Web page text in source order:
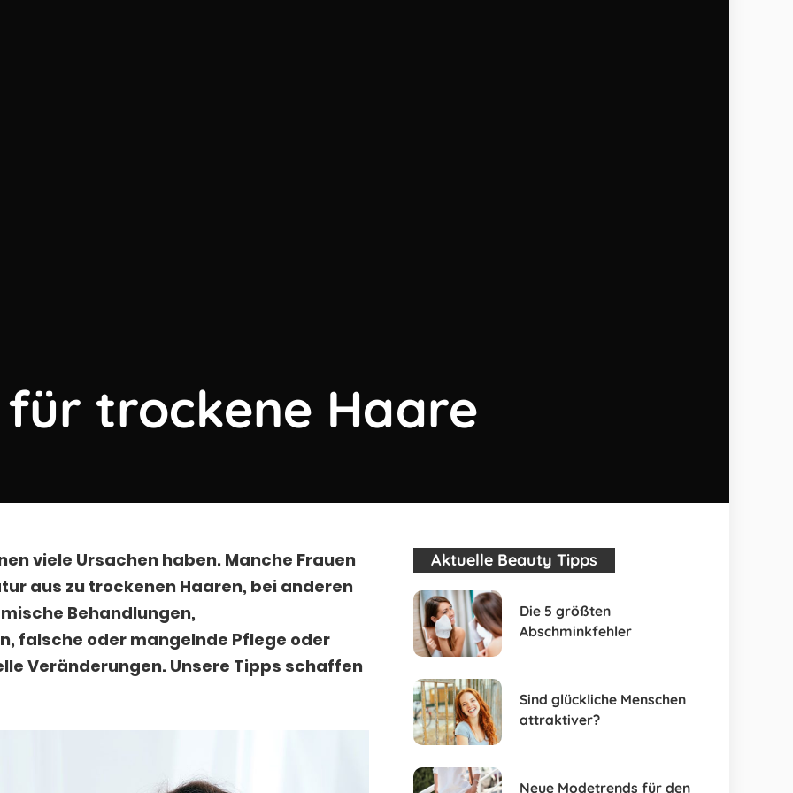
trockene Haare
viele Ursachen haben. Manche Frauen
aus zu trockenen Haaren, bei anderen
Behandlungen,
falsche oder mangelnde Pflege oder
Veränderungen. Unsere Tipps schaffen
Aktuelle Beauty Tipps
Die 5 größten
Abschminkfehler
Sind glückliche Menschen
attraktiver?
Neue Modetrends für den